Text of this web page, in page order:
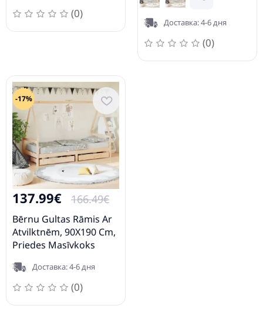
(0)
Доставка: 4-6 дня
(0)
-17%
137.99€ 166.49€
Bērnu Gultas Rāmis Ar
Atvilktnēm, 90X190 Cm,
Priedes Masīvkoks
Доставка: 4-6 дня
(0)